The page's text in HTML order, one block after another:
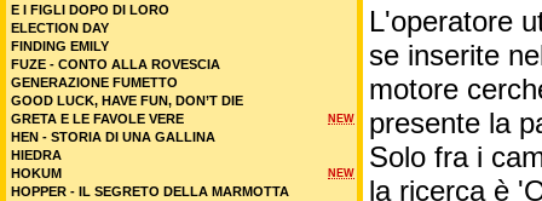
L'operatore
se inserite
motore
presente la
Solo fra i
la ricerca è
E I FIGLI DOPO DI LORO
ELECTION DAY
FINDING EMILY
FUZE - CONTO ALLA ROVESCIA
GENERAZIONE FUMETTO
GOOD LUCK, HAVE FUN, DON’T DIE
NEW
GRETA E LE FAVOLE VERE
HEN - STORIA DI UNA GALLINA
HIEDRA
NEW
HOKUM
HOPPER - IL SEGRETO DELLA MARMOTTA